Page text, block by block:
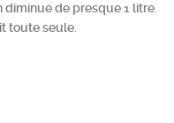
de presque 1 litre.
toute seule.